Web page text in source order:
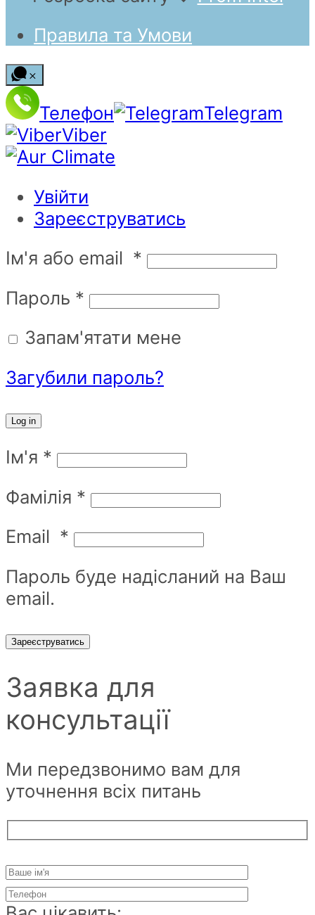
Правила та Умови
Телефон
Telegram
Viber
Увійти
Зареєструватись
Ім'я або email *
Пароль *
Запам'ятати мене
Загубили пароль?
Log in
Ім'я *
Фамілія *
Email *
Пароль буде надісланий на Ваш
email.
Зареєструватись
Заявка для
консультації
Ми передзвонимо вам для
уточнення всіх питань